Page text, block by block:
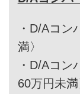
・ D/Aコン
満〉
・ D/Aコン
60万円未満